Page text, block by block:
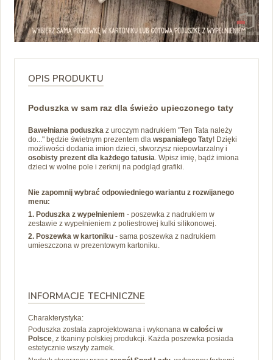
OPIS PRODUKTU
Poduszka w sam raz dla świeżo upieczonego taty
Bawełniana poduszka z uroczym nadrukiem "Ten Tata należy
do..." będzie świetnym prezentem dla wspaniałego Taty! Dzięki
możliwości dodania imion dzieci, stworzysz niepowtarzalny i
osobisty prezent dla każdego tatusia. Wpisz imię, bądż imiona
dzieci w wolne pole i zerknij na podgląd grafiki.
Nie zapomnij wybrać odpowiedniego wariantu z rozwijanego
menu:
1. Poduszka z wypełnieniem - poszewka z nadrukiem w
zestawie z wypełnieniem z poliestrowej kulki silikonowej.
2. Poszewka w kartoniku - sama poszewka z nadrukiem
umieszczona w prezentowym kartoniku.
INFORMACJE TECHNICZNE
Charakterystyka:
Poduszka została zaprojektowana i wykonana w całości w
Polsce, z tkaniny polskiej produkcji. Każda poszewka posiada
estetycznie wszyty zamek.